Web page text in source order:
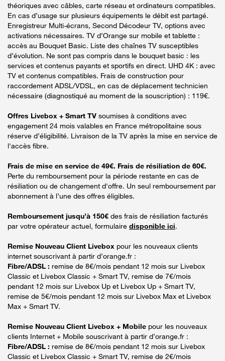
théoriques avec câbles, carte réseau et ordinateurs compatibles.
En cas d’usage sur plusieurs équipements le débit est partagé.
Enregistreur Multi-écrans, Second Décodeur TV, options avec
activations nécessaires. TV d’Orange sur mobile et tablette :
accès au Bouquet Basic. Liste des chaînes TV susceptibles
d’évolution. Ne sont pas compris dans le bouquet basic : les
services et contenus payants et sportifs en direct. UHD 4K : avec
TV et contenus compatibles. Frais de construction pour
raccordement ADSL/VDSL, en cas de déplacement technicien
nécessaire (diagnostiqué au moment de la souscription) : 119€.
Offres Livebox + Smart TV soumises à conditions avec
engagement 24 mois valables en France métropolitaine sous
réserve d’éligibilité. Livraison de la TV après la mise en service de
l'accès fibre.
Frais de mise en service de 49€. Frais de résiliation de 60€.
Perte du remboursement pour la période restante en cas de
résiliation ou de changement d'offre. Un seul remboursement par
abonnement à l’une des offres éligibles.
Remboursement jusqu’à 150€ des frais de résiliation facturés
par votre opérateur actuel, formulaire disponible ici.
Remise Nouveau Client Livebox pour les nouveaux clients
internet souscrivant à partir d’orange.fr :
Fibre/ADSL : remise de 8€/mois pendant 12 mois sur Livebox
Classic et Livebox Classic + Smart TV, remise de 7€/mois
pendant 12 mois sur Livebox Up et Livebox Up + Smart TV,
remise de 5€/mois pendant 12 mois sur Livebox Max et Livebox
Max + Smart TV.
Remise Nouveau Client Livebox + Mobile pour les nouveaux
clients Internet + Mobile souscrivant à partir d’orange.fr :
Fibre/ADSL : remise de 8€/mois pendant 12 mois sur Livebox
Classic et Livebox Classic + Smart TV, remise de 2€/mois